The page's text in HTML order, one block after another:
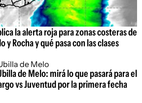
la alerta roja para zonas costeras de
y Rocha y qué pasa con las clases
de Melo: mirá lo que pasará para el
vs Juventud por la primera fecha